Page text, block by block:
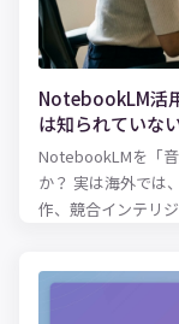
NotebookLM活
は知られていな
NotebookLMを「
か？ 実は海外では
作、競合インテリ
の最新事例・パワ